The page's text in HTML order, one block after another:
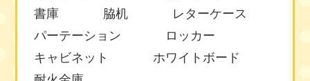
書庫
脇机
レターケース
パーテーション
ロッカー
キャビネット
ホワイトボード